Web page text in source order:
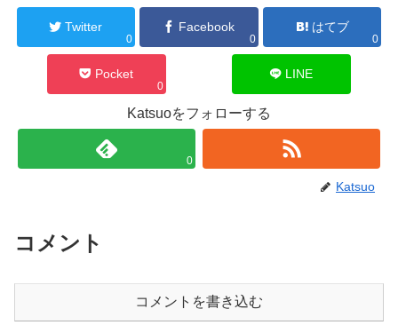
Twitter
0
Facebook
0
はてブ
0
Pocket
0
LINE
Katsuoをフォローする
0
Katsuo
コメント
コメントを書き込む